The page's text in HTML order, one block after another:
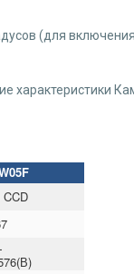
(для
характеристики